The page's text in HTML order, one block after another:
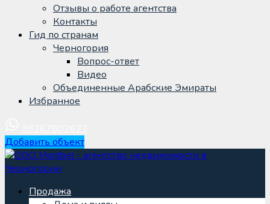
Отзывы о работе агентства
Контакты
Гид по странам
Черногория
Вопрос-ответ
Видео
Объединенные Арабские Эмираты
Избранное
Добавить объект
Продажа